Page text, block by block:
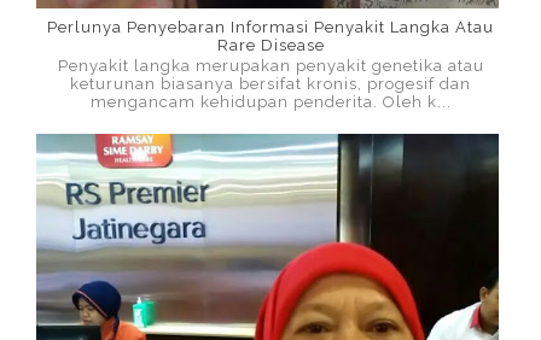
Perlunya Penyebaran Informasi Penyakit Langka Atau
Rare Disease
Penyakit langka merupakan penyakit genetika atau
keturunan biasanya bersifat kronis, progesif dan
mengancam kehidupan penderita. Oleh k...